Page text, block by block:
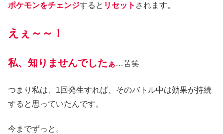
ポケモンをチェンジすると リセット されます。
えぇ～～！
私、知りませんでした ぁ…苦笑
つまり私は、1回発生すれば、そのバトル中は効果が持続
すると思っていたんです。
今までずっと。